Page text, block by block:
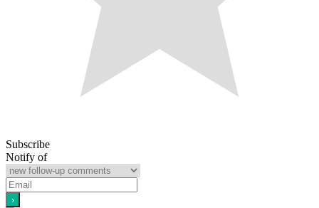
Subscribe
Notify of